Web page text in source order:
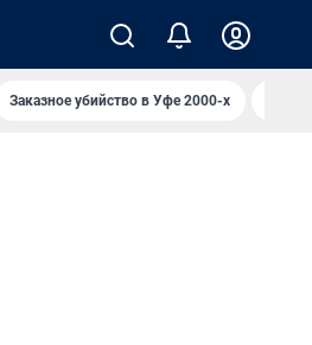
Заказное убийство в Уфе 2000-х